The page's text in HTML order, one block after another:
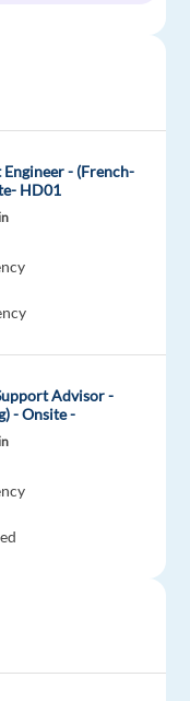
- (French-
HD01
Advisor -
- Onsite -